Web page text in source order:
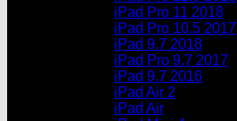
iPad Pro 11 2018
iPad Pro 10.5 2017
iPad 9.7 2018
iPad Pro 9.7 2017
iPad 9.7 2016
iPad Air 2
iPad Air